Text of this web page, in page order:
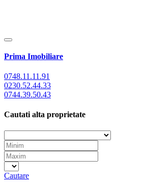
Prima Imobiliare
0748.11.11.91
0230.52.44.33
0744.39.50.43
Cautati alta proprietate
Cautare